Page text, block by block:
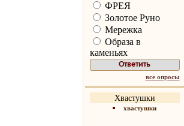
ФРЕЯ
Золотое Руно
Мережка
Образа в
каменьях
все опросы
Хвастушки
хвастушки